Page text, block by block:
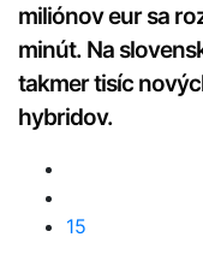
miliónov eur sa
minút. Na s
takmer tisíc
hybridov.
15